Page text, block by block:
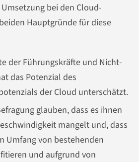
bei den Cloud-
Hauptgründe für diese
der Führungskräfte und Nicht-
das Potenzial des
der Cloud unterschätzt.
glauben, dass es ihnen
mangelt und, dass
Umfang von bestehenden
und aufgrund von